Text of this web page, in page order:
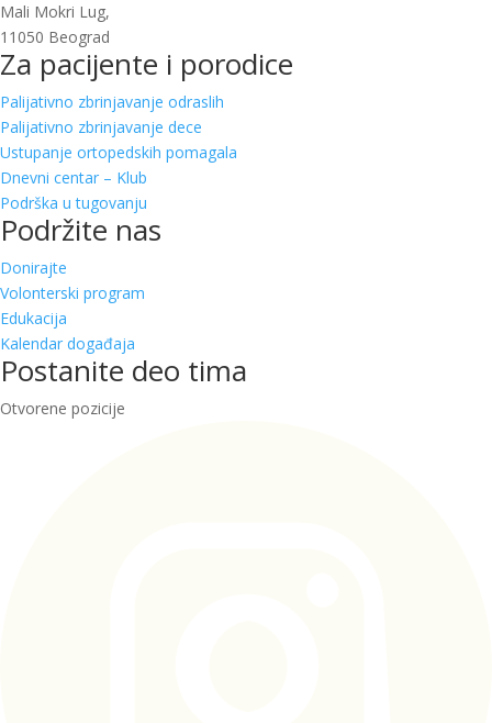
Mali Mokri Lug,
11050 Beograd
Za pacijente i porodice
Palijativno zbrinjavanje odraslih
Palijativno zbrinjavanje dece
Ustupanje ortopedskih pomagala
Dnevni centar – Klub
Podrška u tugovanju
Podržite nas
Donirajte
Volonterski program
Edukacija
Kalendar događaja
Postanite deo tima
Otvorene pozicije